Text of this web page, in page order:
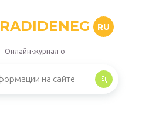
RADIDENEG RU
Онлайн-журнал о